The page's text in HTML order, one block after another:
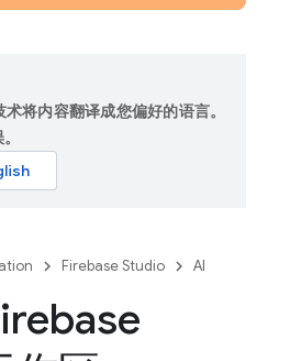
将内容翻译成您偏好的语言。
Firebase Studio AI